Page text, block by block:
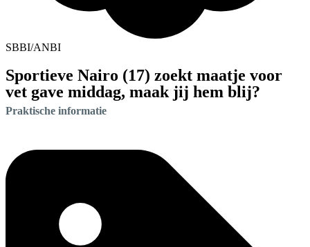
SBBI/ANBI
Sportieve Nairo (17) zoekt maatje voor
vet gave middag, maak jij hem blij?
Praktische informatie